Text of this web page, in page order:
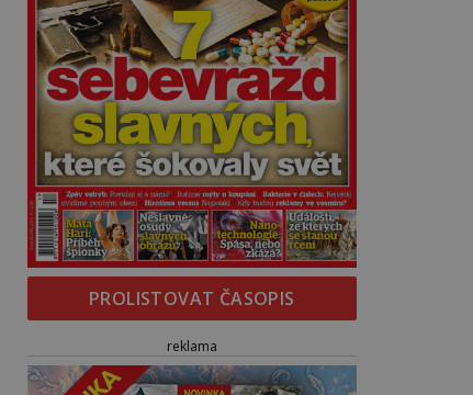
PROLISTOVAT ČASOPIS
reklama